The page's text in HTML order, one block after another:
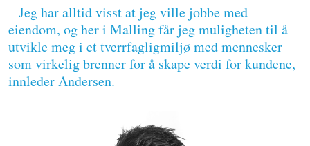
– Jeg har alltid visst at jeg ville jobbe med
eiendom, og her i Malling får jeg muligheten til å
utvikle meg i et tverrfagligmiljø med mennesker
som virkelig brenner for å skape verdi for kundene,
innleder Andersen.